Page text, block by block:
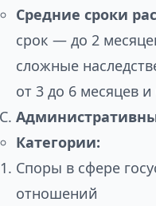
Средние сроки
срок — до 2
сложные
от 3 до 6 месяцев и
Категории:
Споры в сфере
отношений